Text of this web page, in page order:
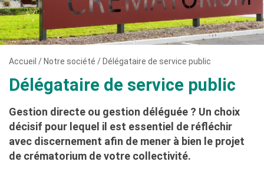
Accueil / Notre société / Délégataire de service public
Délégataire de service public
Gestion directe ou gestion déléguée ? Un choix
décisif pour lequel il est essentiel de réfléchir
avec discernement afin de mener à bien le projet
de crématorium de votre collectivité.